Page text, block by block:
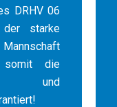
DRHV 06
starke
somit die
und